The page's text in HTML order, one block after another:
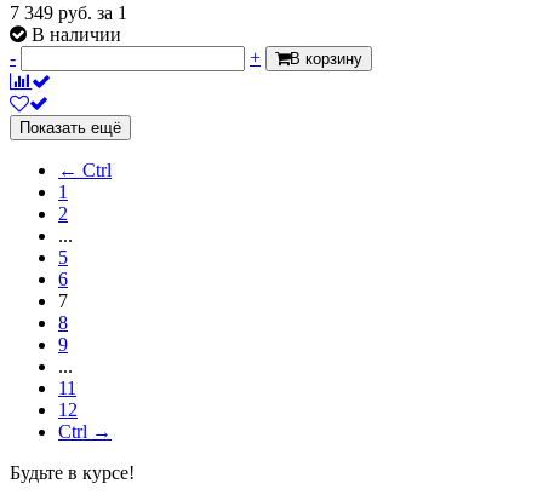
7 349 руб. за 1
В наличии
-
+ В корзину
Показать ещё
← Ctrl
1
2
...
5
6
7
8
9
...
11
12
Ctrl →
Будьте в курсе!